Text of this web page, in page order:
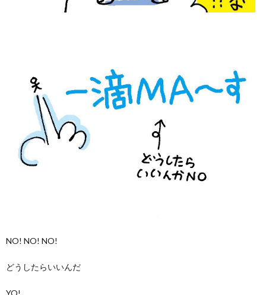
NO! NO! NO!
どうしたらいいんだ
YO!